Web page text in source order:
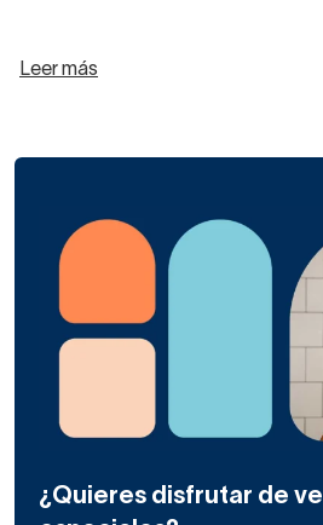
Leer más
¿Quieres disfrutar de